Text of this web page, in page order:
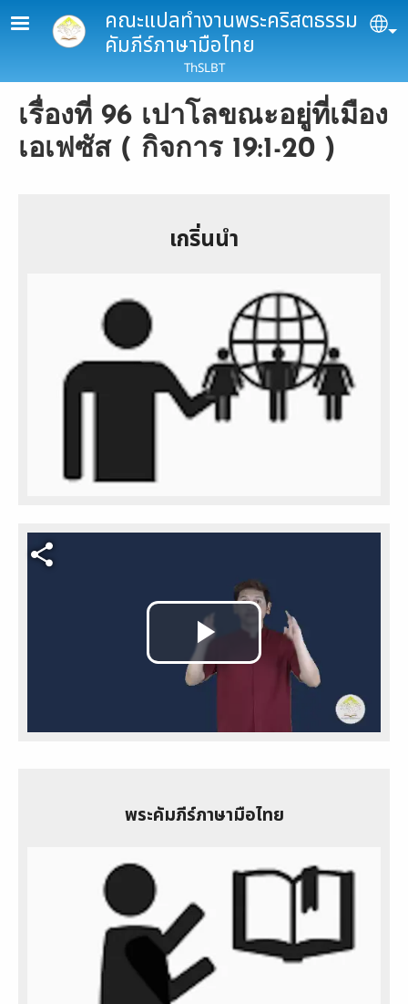
Skip to main contentคณะแปลทำงานพระคริสตธรรม
คัมภีร์ภาษามือไทย
ThSLBT
เรื่องที่ 96 เปาโลขณะอยู่ที่เมือง
เอเฟซัส ( กิจการ 19:1-20 )
เกริ่นนำ
Video file
Play
Video
พระคัมภีร์ภาษามือไทย